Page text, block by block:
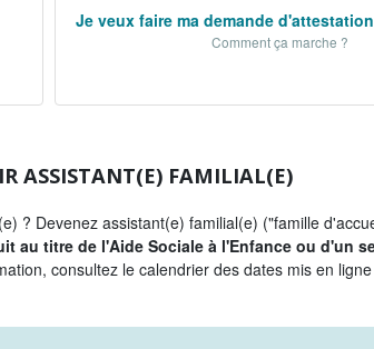
Je veux faire ma demande
Comment ça marche ?
ASSISTANT(E) FAMILIAL(E)
? Devenez assistant(e) familial(e) ("famille
au titre de l'Aide Sociale à l'Enfance ou d'un
consultez le calendrier des dates mis en